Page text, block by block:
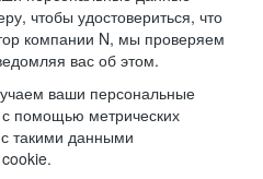
чтобы удостовериться, что
компании N, мы проверяем
вас об этом.
ваши персональные
помощью метрических
такими данными